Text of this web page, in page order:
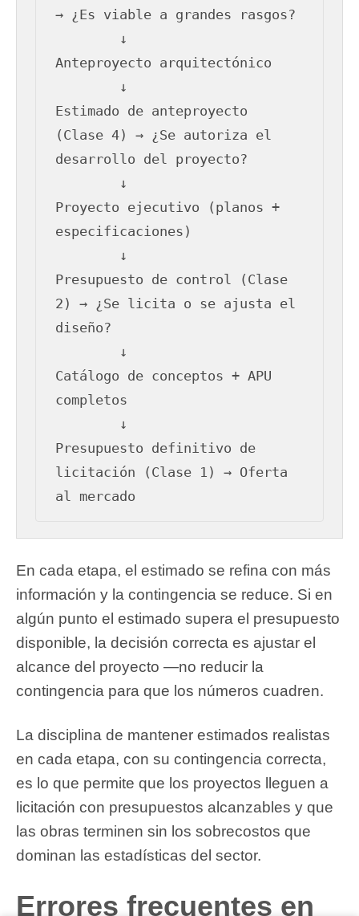
→ ¿Es viable a grandes rasgos?
Anteproyecto arquitectónico
Estimado de anteproyecto
(Clase 4) → ¿Se autoriza el
desarrollo del proyecto?
Proyecto ejecutivo (planos +
especificaciones)
Presupuesto de control (Clase
2) → ¿Se licita o se ajusta el
diseño?
Catálogo de conceptos + APU
completos
Presupuesto definitivo de
licitación (Clase 1) → Oferta
En cada etapa, el estimado se refina con más
información y la contingencia se reduce. Si en
algún punto el estimado supera el presupuesto
disponible, la decisión correcta es ajustar el
alcance del proyecto —no reducir la
contingencia para que los números cuadren.
La disciplina de mantener estimados realistas
en cada etapa, con su contingencia correcta,
es lo que permite que los proyectos lleguen a
licitación con presupuestos alcanzables y que
las obras terminen sin los sobrecostos que
dominan las estadísticas del sector.
Errores frecuentes en